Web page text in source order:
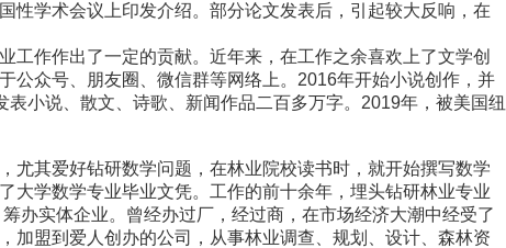
性学术会议上印发介绍。部分论文发表后，引起较大反响，在
作作出了一定的贡献。近年来，在工作之余喜欢上了文学创
公众号、朋友圈、微信群等网络上。2016年开始小说创作，并
小说、散文、诗歌、新闻作品二百多万字。2019年，被美国纽
其爱好钻研数学问题，在林业院校读书时，就开始撰写数学
大学数学专业毕业文凭。工作的前十余年，埋头钻研林业专业
办实体企业。曾经办过厂，经过商，在市场经济大潮中经受了
加盟到爱人创办的公司，从事林业调查、规划、设计、森林资